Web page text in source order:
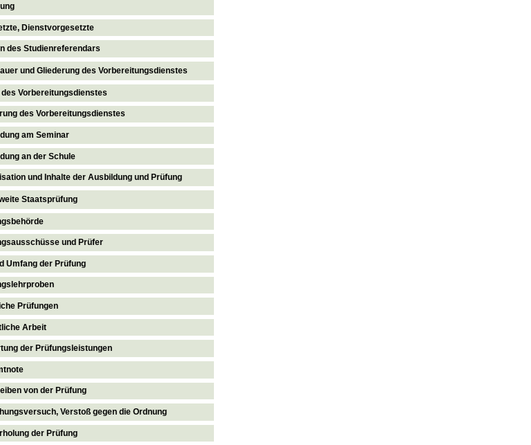
Dienstvorgesetzte
des Studienreferendars
und Gliederung des Vorbereitungsdienstes
Vorbereitungsdienstes
des Vorbereitungsdienstes
am Seminar
an der Schule
und Inhalte der Ausbildung und Prüfung
Staatsprüfung
und Prüfer
Umfang der Prüfung
Prüfungen
Arbeit
der Prüfungsleistungen
von der Prüfung
Verstoß gegen die Ordnung
der Prüfung